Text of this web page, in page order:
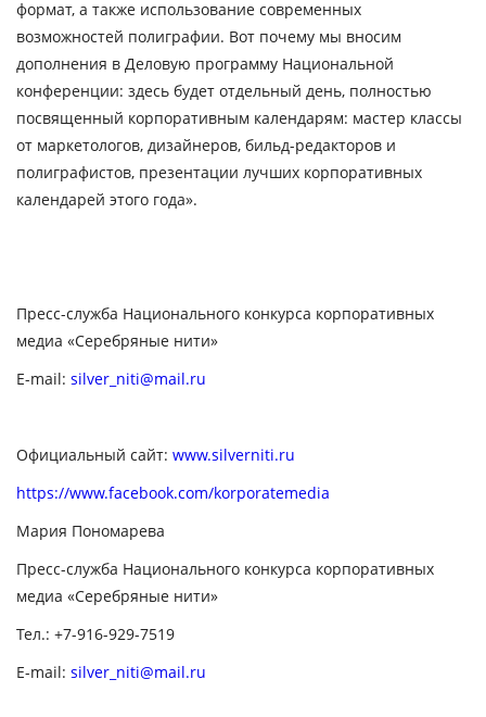
формат, а также использование современных
возможностей полиграфии. Вот почему мы вносим
дополнения в Деловую программу Национальной
конференции: здесь будет отдельный день, полностью
посвященный корпоративным календарям: мастер классы
от маркетологов, дизайнеров, бильд-редакторов и
полиграфистов, презентации лучших корпоративных
календарей этого года».
Пресс-служба Национального конкурса корпоративных
медиа «Серебряные нити»
E-mail: silver_niti@mail.ru
Официальный сайт: www.silverniti.ru
https://www.facebook.com/korporatemedia
Мария Пономарева
Пресс-служба Национального конкурса корпоративных
медиа «Серебряные нити»
Тел.: +7-916-929-7519
E-mail: silver_niti@mail.ru